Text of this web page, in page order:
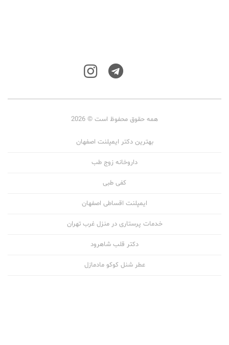
همه حقوق محفوظ است © 2026
بهترین دکتر ایمپلنت اصفهان
داروخانه زوج طب
کفی طبی
ایمپلنت اقساطی اصفهان
خدمات پرستاری در منزل غرب تهران
دکتر قلب شاهرود
عطر شنل کوکو مادمازل